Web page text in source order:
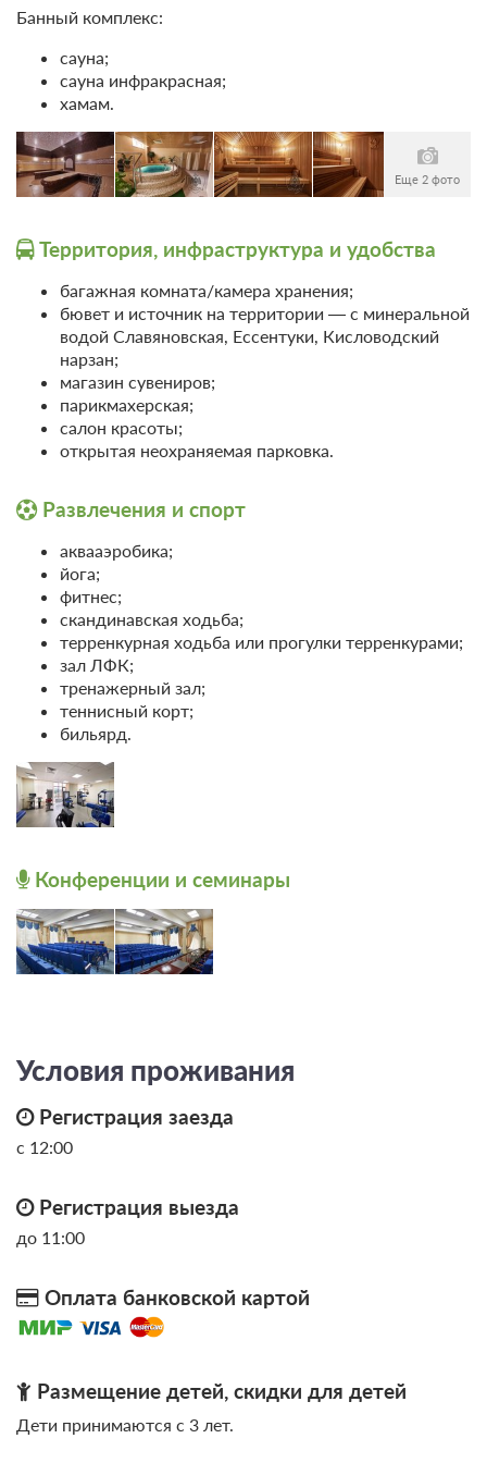
Оздоровительная путевка
трехразовое питание по заказному меню
Требуется предоплата
Бассейн
бассейн
Настольные игры
Лечение
Банный комплекс:
сауна;
сауна инфракрасная;
хамам.
Еще 2 фото
Территория, инфраструктура и удобства
багажная комната/камера хранения;
бювет и источник на территории — с минеральной
водой Славяновская, Ессентуки, Кисловодский
нарзан;
магазин сувениров;
парикмахерская;
салон красоты;
открытая неохраняемая парковка.
Развлечения и спорт
аквааэробика;
йога;
фитнес;
скандинавская ходьба;
терренкурная ходьба или прогулки терренкурами;
зал ЛФК;
тренажерный зал;
теннисный корт;
бильярд.
Конференции и семинары
Условия проживания
Регистрация заезда
с 12:00
Регистрация выезда
до 11:00
Оплата банковской картой
Размещение детей, скидки для детей
Дети принимаются с 3 лет.